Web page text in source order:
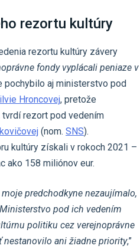
rezortu kultúry
rezortu kultúry závery
fondy vyplácali peniaze v
pochybilo aj ministerstvo pod
Hroncovej, pretože
rezort pod vedením
(nom. SNS).
kultúry získali v rokoch 2021 –
ako 158 miliónov eur.
predchodkyne nezaujímalo,
pod ich vedením
politiku cez verejnoprávne
nestanovilo ani žiadne priority,”